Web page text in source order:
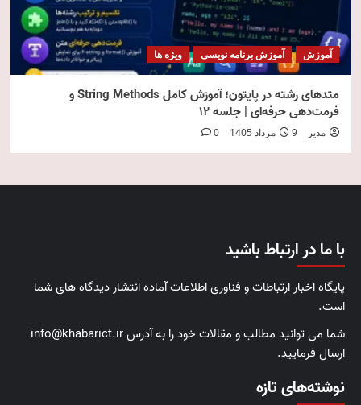
آموزش آموزش برنامه نویسی ویژه ها
متدهای رشته در پایتون؛ آموزش کامل String Methods و
فرمت‌دهی حرفه‌ای | جلسه ۱۲
مدیر 9 مرداد 1405 0
با ما در ارتباط باشید
پایگاه اخبار ارتباطات و فناوری اطلاعات آماده انتشار دیدگاه های شما
است.
شما می توانید مطالب و مقالات خود را به آدرس info@khabarict.ir
ارسال فرمایید.
نوشته‌های تازه